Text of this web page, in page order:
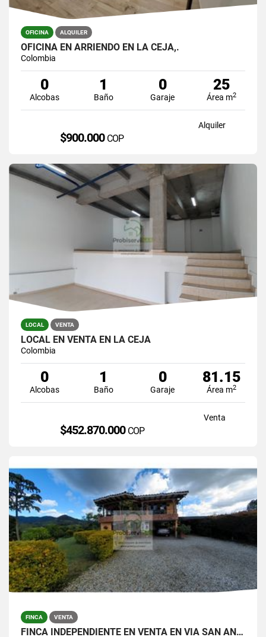
OFICINA ALQUILER
OFICINA EN ARRIENDO EN LA CEJA,.
Colombia
0
Alcobas
1
Baño
0
Garaje
25
Área m2
Alquiler
$900.000 COP
LOCAL VENTA
LOCAL EN VENTA EN LA CEJA
Colombia
0
Alcobas
1
Baño
0
Garaje
81.15
Área m2
Venta
$452.870.000 COP
FINCA VENTA
FINCA INDEPENDIENTE EN VENTA EN VIA SAN ANTONIO-LA CEJA.